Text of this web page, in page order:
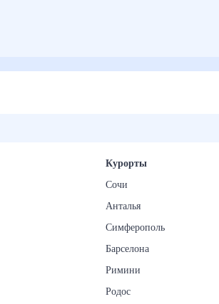
Курорты
Сочи
Анталья
Симферополь
Барселона
Римини
Родос